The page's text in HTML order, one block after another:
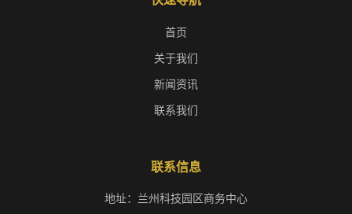
首页
关于我们
新闻资讯
联系我们
联系信息
地址：兰州科技园区商务中心